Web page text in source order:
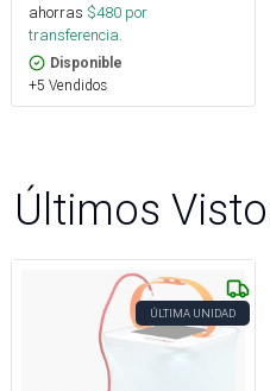
ahorras $480 por
transferencia.
Disponible
+5 Vendidos
Últimos
ÚLTIMA UNIDAD